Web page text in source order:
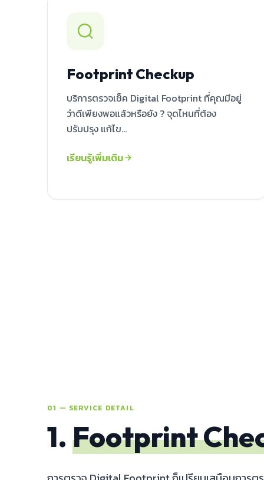
Footprint Checkup
บริการตรวจเช็ค Digital Footprint ที่คุณมีอยู่
ว่าดีเพียงพอแล้วหรือยัง ? จุดไหนที่ต้อง
ปรับปรุง แก้ไข...
เรียนรู้เพิ่มเติม
01 — SERVICE DETAIL
1. Footprint